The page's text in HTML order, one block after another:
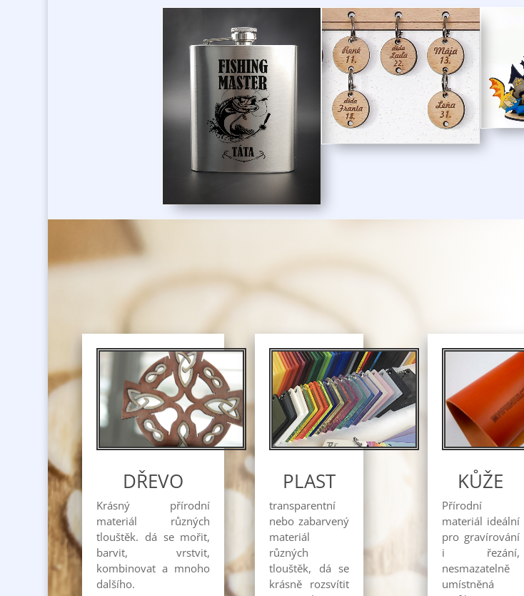
DŘEVO
Krásný přírodní
materiál různých
tlouštěk. dá se mořit,
barvit, vrstvit,
kombinovat a mnoho
dalšího.
PLAST
transparentní
nebo zabarvený
materiál
různých
tlouštěk, dá se
krásně rozsvítit
KŮŽE
Přírodní
materiál ideální
pro gravírování
i řezání,
nesmazatelně
umístněná